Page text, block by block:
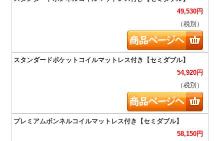
49,530円
（税別）
54,920円
（税別）
58,150円